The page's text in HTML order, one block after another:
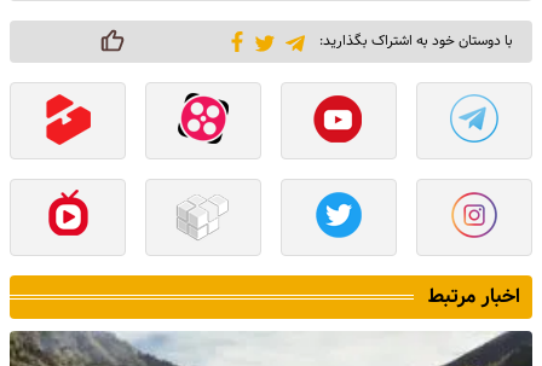
با دوستان خود به اشتراک بگذارید:
اخبار مرتبط